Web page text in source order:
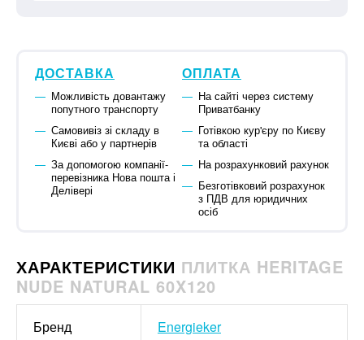
ДОСТАВКА
Можливість довантажу
попутного транспорту
Самовивіз зі складу в
Києві або у партнерів
За допомогою компанії-
перевізника Нова пошта і
Делівері
ОПЛАТА
На сайті через систему
Приватбанку
Готівкою кур'єру по Києву
та області
На розрахунковий рахунок
Безготівковий розрахунок
з ПДВ для юридичних
осіб
ХАРАКТЕРИСТИКИ ПЛИТКА HERITAGE
NUDE NATURAL 60X120
Бренд Energieker